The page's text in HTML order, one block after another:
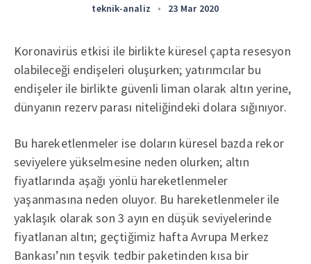
teknik-analiz • 23 Mar 2020
Koronavirüs etkisi ile birlikte küresel çapta resesyon
olabileceği endişeleri oluşurken; yatırımcılar bu
endişeler ile birlikte güvenli liman olarak altın yerine,
dünyanın rezerv parası niteliğindeki dolara sığınıyor.
Bu hareketlenmeler ise doların küresel bazda rekor
seviyelere yükselmesine neden olurken; altın
fiyatlarında aşağı yönlü hareketlenmeler
yaşanmasına neden oluyor. Bu hareketlenmeler ile
yaklaşık olarak son 3 ayın en düşük seviyelerinde
fiyatlanan altın; geçtiğimiz hafta Avrupa Merkez
Bankası’nın teşvik tedbir paketinden kısa bir